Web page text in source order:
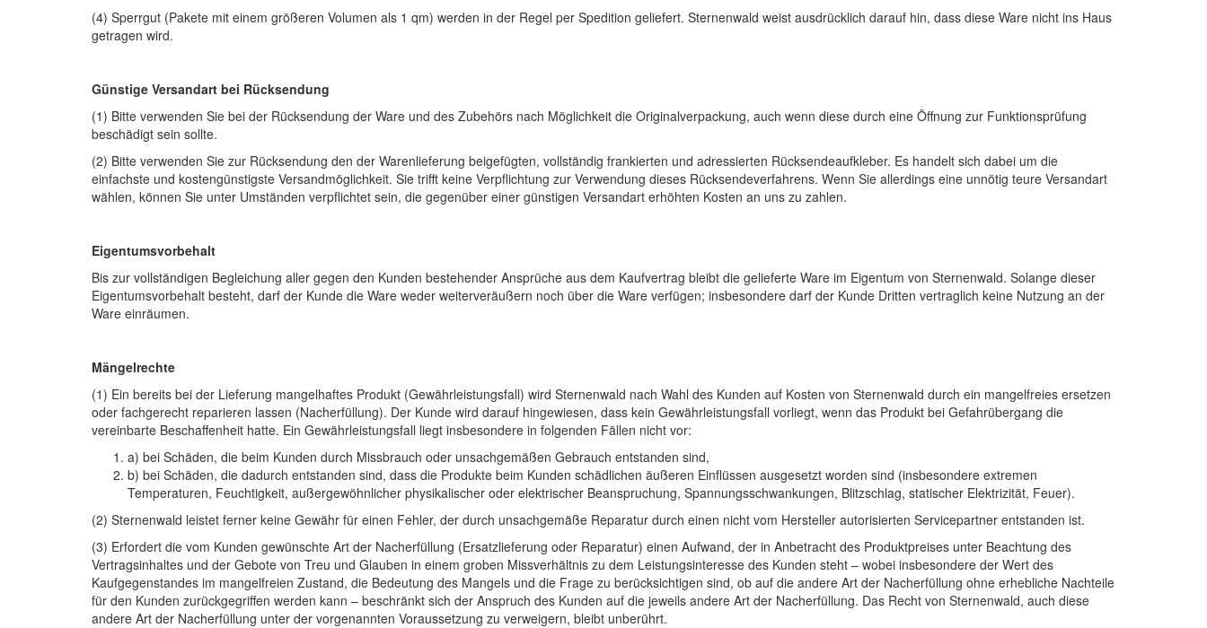
(4) Sperrgut (Pakete mit einem größeren Volumen als 1 qm) werden in der Regel per Spedition geliefert. Sternenwald weist ausdrücklich darauf hin, dass diese Ware nicht ins Haus
getragen wird.
Günstige Versandart bei Rücksendung
(1) Bitte verwenden Sie bei der Rücksendung der Ware und des Zubehörs nach Möglichkeit die Originalverpackung, auch wenn diese durch eine Öffnung zur Funktionsprüfung
beschädigt sein sollte.
(2) Bitte verwenden Sie zur Rücksendung den der Warenlieferung beigefügten, vollständig frankierten und adressierten Rücksendeaufkleber. Es handelt sich dabei um die
einfachste und kostengünstigste Versandmöglichkeit. Sie trifft keine Verpflichtung zur Verwendung dieses Rücksendeverfahrens. Wenn Sie allerdings eine unnötig teure Versandart
wählen, können Sie unter Umständen verpflichtet sein, die gegenüber einer günstigen Versandart erhöhten Kosten an uns zu zahlen.
Eigentumsvorbehalt
Bis zur vollständigen Begleichung aller gegen den Kunden bestehender Ansprüche aus dem Kaufvertrag bleibt die gelieferte Ware im Eigentum von Sternenwald. Solange dieser
Eigentumsvorbehalt besteht, darf der Kunde die Ware weder weiterveräußern noch über die Ware verfügen; insbesondere darf der Kunde Dritten vertraglich keine Nutzung an der
Ware einräumen.
Mängelrechte
(1) Ein bereits bei der Lieferung mangelhaftes Produkt (Gewährleistungsfall) wird Sternenwald nach Wahl des Kunden auf Kosten von Sternenwald durch ein mangelfreies ersetzen
oder fachgerecht reparieren lassen (Nacherfüllung). Der Kunde wird darauf hingewiesen, dass kein Gewährleistungsfall vorliegt, wenn das Produkt bei Gefahrübergang die
vereinbarte Beschaffenheit hatte. Ein Gewährleistungsfall liegt insbesondere in folgenden Fällen nicht vor:
a) bei Schäden, die beim Kunden durch Missbrauch oder unsachgemäßen Gebrauch entstanden sind,
b) bei Schäden, die dadurch entstanden sind, dass die Produkte beim Kunden schädlichen äußeren Einflüssen ausgesetzt worden sind (insbesondere extremen
Temperaturen, Feuchtigkeit, außergewöhnlicher physikalischer oder elektrischer Beanspruchung, Spannungsschwankungen, Blitzschlag, statischer Elektrizität, Feuer).
(2) Sternenwald leistet ferner keine Gewähr für einen Fehler, der durch unsachgemäße Reparatur durch einen nicht vom Hersteller autorisierten Servicepartner entstanden ist.
(3) Erfordert die vom Kunden gewünschte Art der Nacherfüllung (Ersatzlieferung oder Reparatur) einen Aufwand, der in Anbetracht des Produktpreises unter Beachtung des
Vertragsinhaltes und der Gebote von Treu und Glauben in einem groben Missverhältnis zu dem Leistungsinteresse des Kunden steht – wobei insbesondere der Wert des
Kaufgegenstandes im mangelfreien Zustand, die Bedeutung des Mangels und die Frage zu berücksichtigen sind, ob auf die andere Art der Nacherfüllung ohne erhebliche Nachteile
für den Kunden zurückgegriffen werden kann – beschränkt sich der Anspruch des Kunden auf die jeweils andere Art der Nacherfüllung. Das Recht von Sternenwald, auch diese
andere Art der Nacherfüllung unter der vorgenannten Voraussetzung zu verweigern, bleibt unberührt.